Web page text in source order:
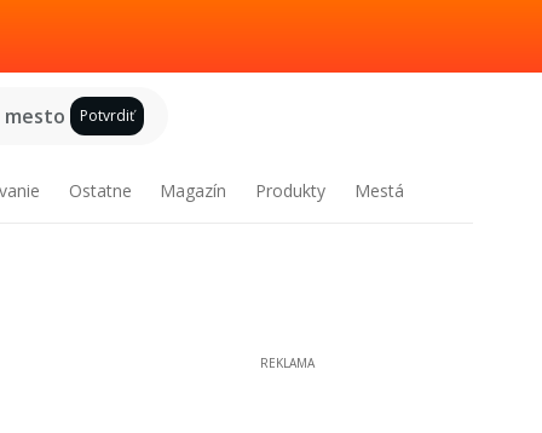
Potvrdiť
Ostatne Magazín Produkty Mestá
REKLAMA